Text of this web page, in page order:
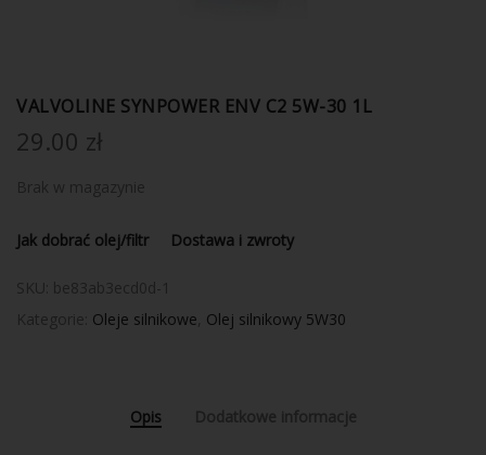
VALVOLINE SYNPOWER ENV C2 5W-30 1L
29.00 zł
Brak w magazynie
Jak dobrać olej/filtr Dostawa i zwroty
SKU: be83ab3ecd0d-1
Kategorie: Oleje silnikowe Olej silnikowy 5W30
Opis Dodatkowe informacje